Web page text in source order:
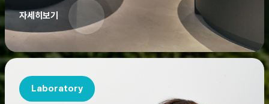
문하러 온 학부모도 빈손으로 돌려보내야 했던 아쉬움
을 달래줄 공간이 ‘유니크 스토어(UNIQUE
STORE)’라는 이름으로 지난해 11월 문을 열었다.
자세히보기
Laboratory